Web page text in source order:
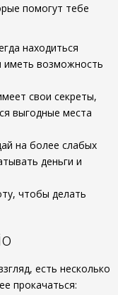
помогут тебе
находиться
иметь возможность
свои секреты,
выгодные места
на более слабых
деньги и
чтобы делать
есть несколько
прокачаться: